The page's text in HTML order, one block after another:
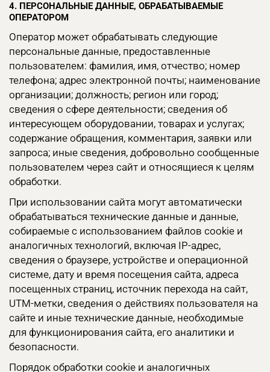
4. ПЕРСОНАЛЬНЫЕ ДАННЫЕ, ОБРАБАТЫВАЕМЫЕ
ОПЕРАТОРОМ
Оператор может обрабатывать следующие
персональные данные, предоставленные
пользователем: фамилия, имя, отчество; номер
телефона; адрес электронной почты; наименование
организации; должность; регион или город;
сведения о сфере деятельности; сведения об
интересующем оборудовании, товарах и услугах;
содержание обращения, комментария, заявки или
запроса; иные сведения, добровольно сообщенные
пользователем через сайт и относящиеся к целям
обработки.
При использовании сайта могут автоматически
обрабатываться технические данные и данные,
собираемые с использованием файлов cookie и
аналогичных технологий, включая IP-адрес,
сведения о браузере, устройстве и операционной
системе, дату и время посещения сайта, адреса
посещенных страниц, источник перехода на сайт,
UTM-метки, сведения о действиях пользователя на
сайте и иные технические данные, необходимые
для функционирования сайта, его аналитики и
безопасности.
Порядок обработки cookie и аналогичных